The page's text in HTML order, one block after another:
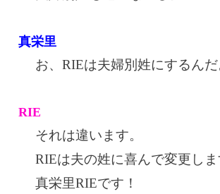
真栄里
お、RIEは夫婦別姓にするんだ
RIE
それは違います。
RIEは夫の姓に喜んで変更しま
真栄里RIEです！